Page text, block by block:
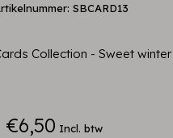
SBCARD13
Collection - Sweet winter
€6,50 Incl. btw